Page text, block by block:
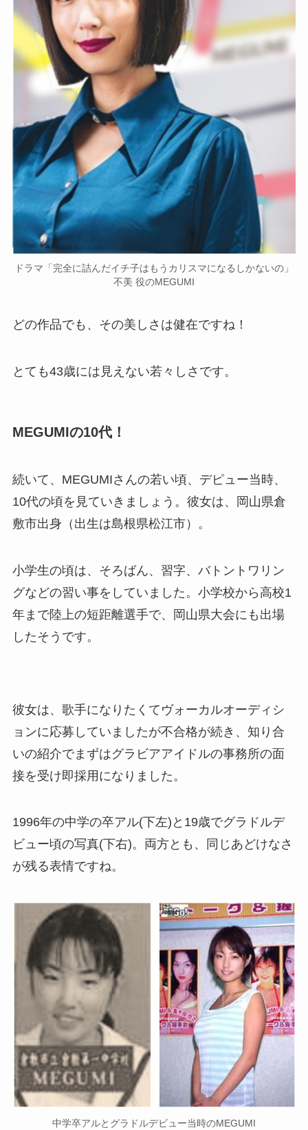
ドラマ「完全に詰んだイチ子はもうカリスマになるしかないの」
不美 役のMEGUMI
どの作品でも、その美しさは健在ですね！
とても43歳には見えない若々しさです。
MEGUMIの10代！
続いて、MEGUMIさんの若い頃、デピュー当時、
10代の頃を見ていきましょう。彼女は、岡山県倉
敷市出身（出生は島根県松江市）。
小学生の頃は、そろばん、習字、バトントワリン
グなどの習い事をしていました。小学校から高校1
年まで陸上の短距離選手で、岡山県大会にも出場
したそうです。
彼女は、歌手になりたくてヴォーカルオーディシ
ョンに応募していましたが不合格が続き、知り合
いの紹介でまずはグラビアアイドルの事務所の面
接を受け即採用になりました。
1996年の中学の卒アル(下左)と19歳でグラドルデ
ビュー頃の写真(下右)。両方とも、同じあどけなさ
が残る表情ですね。
中学卒アルとグラドルデビュー当時のMEGUMI